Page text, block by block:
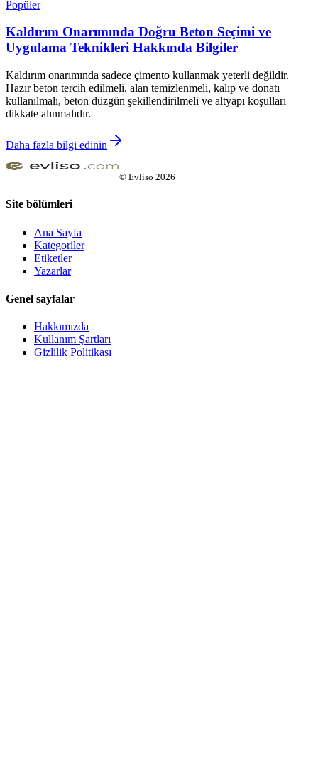
Popüler
Kaldırım Onarımında Doğru Beton Seçimi ve
Uygulama Teknikleri Hakkında Bilgiler
Kaldırım onarımında sadece çimento kullanmak yeterli değildir.
Hazır beton tercih edilmeli, alan temizlenmeli, kalıp ve donatı
kullanılmalı, beton düzgün şekillendirilmeli ve altyapı koşulları
dikkate alınmalıdır.
Daha fazla bilgi edinin
© Evliso 2026
Site bölümleri
Ana Sayfa
Kategoriler
Etiketler
Yazarlar
Genel sayfalar
Hakkımızda
Kullanım Şartları
Gizlilik Politikası